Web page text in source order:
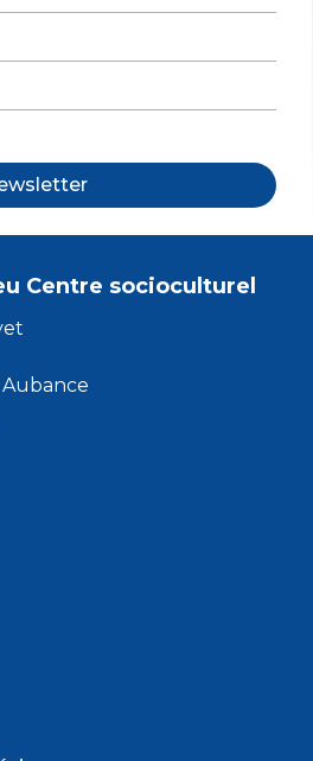
Centre socioculturel
Aubance